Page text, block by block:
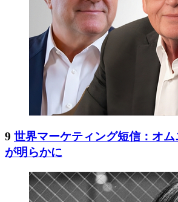
9 世界マーケティング短信：オム
が明らかに